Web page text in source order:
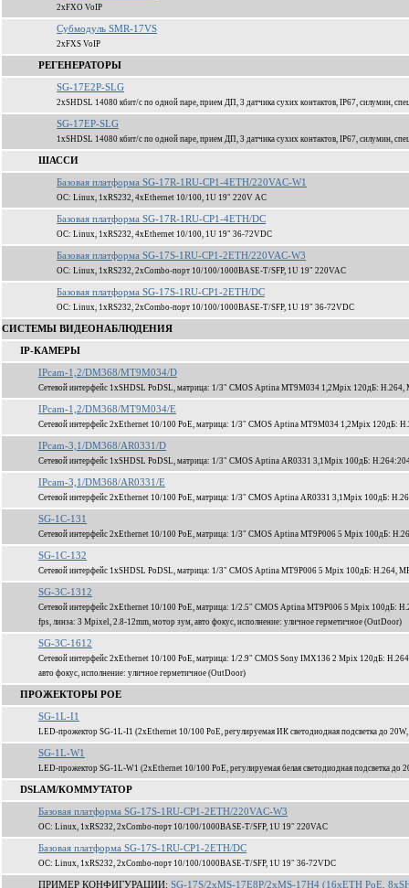
2xFXO VoIP
Субмодуль SMR-17VS
2xFXS VoIP
РЕГЕНЕРАТОРЫ
SG-17E2P-SLG
2xSHDSL 14080 кбит/c по одной паре, прием ДП, 3 датчика сухих контактов, IP67, силумин,
SG-17EP-SLG
1xSHDSL 14080 кбит/c по одной паре, прием ДП, 3 датчика сухих контактов, IP67, силумин,
ШАССИ
Базовая платформа SG-17R-1RU-CP1-4ETH/220VAC-W1
ОС: Linux, 1xRS232, 4xEthernet 10/100, 1U 19" 220V AC
Базовая платформа SG-17R-1RU-CP1-4ETH/DC
ОС: Linux, 1xRS232, 4xEthernet 10/100, 1U 19" 36-72VDC
Базовая платформа SG-17S-1RU-CP1-2ETH/220VAC-W3
ОС: Linux, 1xRS232, 2xCombo-порт 10/100/1000BASE-T/SFP, 1U 19" 220VAC
Базовая платформа SG-17S-1RU-CP1-2ETH/DC
ОС: Linux, 1xRS232, 2xCombo-порт 10/100/1000BASE-T/SFP, 1U 19" 36-72VDC
СИСТЕМЫ ВИДЕОНАБЛЮДЕНИЯ
IP-КАМЕРЫ
IPcam-1,2/DM368/MT9M034/D
Сетевой интерфейс 1xSHDSL PoDSL, матрица: 1/3" CMOS Aptina MT9M034 1,2Mpix 120дБ: H.264,
IPcam-1,2/DM368/MT9M034/E
Сетевой интерфейс 2xEthernet 10/100 PoE, матрица: 1/3" CMOS Aptina MT9M034 1,2Mpix 120дБ:
IPcam-3,1/DM368/AR0331/D
Сетевой интерфейс 1xSHDSL PoDSL, матрица: 1/3" CMOS Aptina AR0331 3,1Mpix 100дБ:
IPcam-3,1/DM368/AR0331/E
Сетевой интерфейс 2xEthernet 10/100 PoE, матрица: 1/3" CMOS Aptina AR0331 3,1Mpix 100дБ:
SG-1C-131
Сетевой интерфейс 2xEthernet 10/100 PoE, матрица: 1/3" CMOS Aptina MT9P006 5 Mpix 100дБ:
SG-1C-132
Сетевой интерфейс 1xSHDSL PoDSL, матрица: 1/3" CMOS Aptina MT9P006 5 Mpix 100дБ: H.264,
SG-3C-1312
Сетевой интерфейс 2xEthernet 10/100 PoE, матрица: 1/2.5" CMOS Aptina MT9P006 5 Mpix 100дБ:
fps, линза: 3 Mpixel, 2.8-12mm, мотор зум, авто фокус, исполнение: уличное герметичное (OutDoor)
SG-3C-1612
Сетевой интерфейс 2xEthernet 10/100 PoE, матрица: 1/2.9" CMOS Sony IMX136 2 Mpix 120дБ:
авто фокус, исполнение: уличное герметичное (OutDoor)
ПРОЖЕКТОРЫ POE
SG-1L-I1
LED-прожектор SG-1L-I1 (2xEthernet 10/100 PoE, регулируемая ИК светодиодная подсветка до 20W,
SG-1L-W1
LED-прожектор SG-1L-W1 (2xEthernet 10/100 PoE, регулируемая белая светодиодная подсветка до
DSLAM/КОММУТАТОР
Базовая платформа SG-17S-1RU-CP1-2ETH/220VAC-W3
ОС: Linux, 1xRS232, 2xCombo-порт 10/100/1000BASE-T/SFP, 1U 19" 220VAC
Базовая платформа SG-17S-1RU-CP1-2ETH/DC
ОС: Linux, 1xRS232, 2xCombo-порт 10/100/1000BASE-T/SFP, 1U 19" 36-72VDC
ПРИМЕР КОНФИГУРАЦИИ: SG-17S/2xMS-17E8P/2xMS-17H4 (16xETH PoE,